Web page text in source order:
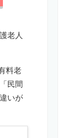
老人
料老
民間
いが